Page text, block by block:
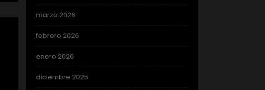
marzo 2026
febrero 2026
enero 2026
diciembre 2025